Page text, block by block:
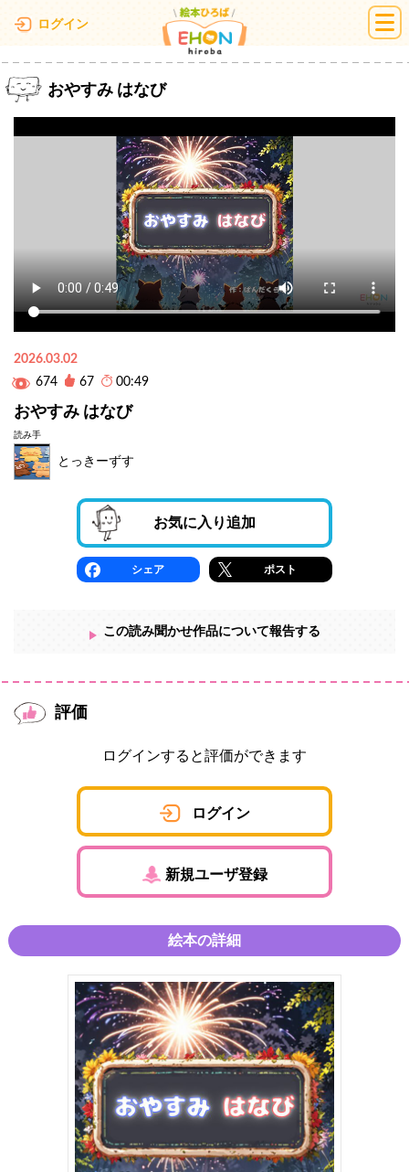
ログイン 絵本ひろば
おやすみ はなび
2026.03.02
674
67 00:49
おやすみ はなび
読み手
とっきーずす
お気に入り追加
シェア ポスト
この読み聞かせ作品について報告する
評価
ログインすると評価ができます
ログイン
新規ユーザ登録
絵本の詳細